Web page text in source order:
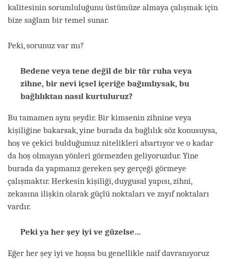
kalitesinin sorumluluğunu üstümüze almaya çalışmak için
bize sağlam bir temel sunar.
Peki, sorunuz var mı?
Bedene veya tene değil de bir tür ruha veya
zihne, bir nevi içsel içeriğe bağımlıysak, bu
bağlılıktan nasıl kurtuluruz?
Bu tamamen aynı şeydir. Bir kimsenin zihnine veya
kişiliğine bakarsak, yine burada da bağlılık söz konusuysa,
hoş ve çekici bulduğumuz nitelikleri abartıyor ve o kadar
da hoş olmayan yönleri görmezden geliyoruzdur. Yine
burada da yapmanız gereken şey gerçeği görmeye
çalışmaktır. Herkesin kişiliği, duygusal yapısı, zihni,
zekasına ilişkin olarak güçlü noktaları ve zayıf noktaları
vardır.
Peki ya her şey iyi ve güzelse…
Eğer her şey iyi ve hoşsa bu genellikle naif davranıyoruz